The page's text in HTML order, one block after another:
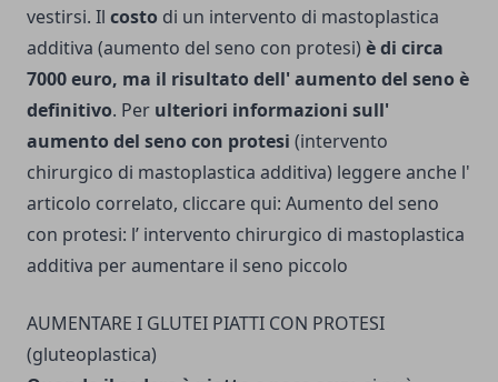
vestirsi. Il costo di un intervento di mastoplastica
additiva (aumento del seno con protesi) è di circa
7000 euro, ma il risultato dell' aumento del seno è
definitivo. Per ulteriori informazioni sull'
aumento del seno con protesi (intervento
chirurgico di mastoplastica additiva) leggere anche l'
articolo correlato, cliccare qui: Aumento del seno
con protesi: l’ intervento chirurgico di mastoplastica
additiva per aumentare il seno piccolo
AUMENTARE I GLUTEI PIATTI CON PROTESI
(gluteoplastica)